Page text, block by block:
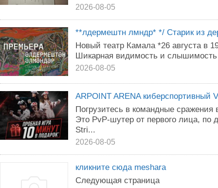
2026-08-05
**лдермештн лмндр* */ Старик из
Новый театр Камала *26 августа в
Шикарная видимость и слышимость
2026-08-05
ARPOINT ARENA киберспортивный
Погрузитесь в командные сражения
Это PvP-шутер от первого лица,
Stri...
2026-08-05
кликните сюда meshara
Следующая страница